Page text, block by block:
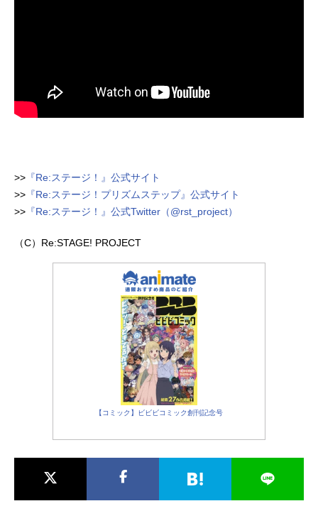
>> 『Re:ステージ！』公式サイト
>> 『Re:ステージ！プリズムステップ』公式サイト
>> 『Re:ステージ！』公式Twitter（@rst_project）
（C）Re:STAGE! PROJECT
【コミック】ビビビコミック創刊記念号